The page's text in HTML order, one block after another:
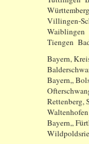
Villingen-
Waiblingen
Tiengen
Bayern,
Bayern,,
Rettenberg,
Bayern,,